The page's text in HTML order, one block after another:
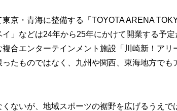
京・青海に整備する「TOYOTA ARENA
」などは24年から25年にかけて開業する予定
合エンターテインメント施設「川崎新！アリ
たものではなく、九州や関西、東海地方でも
ないが、地域スポーツの裾野を広げるうえで